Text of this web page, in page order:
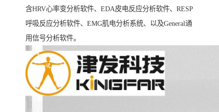
含HRV心率变分析软件、EDA皮电反应分析软件、RESP
呼吸反应分析软件、EMG肌电分析系统、以及General通
用信号分析软件。